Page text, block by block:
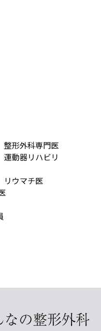
形外科専門医
動器リハビリ
ウマチ医